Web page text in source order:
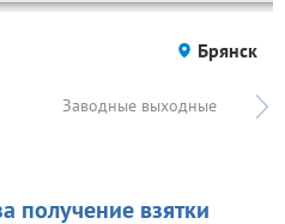
Брянск
Заводные выходные
получение взятки